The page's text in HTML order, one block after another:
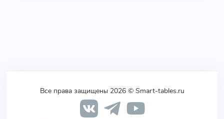
Все права защищены 2026 © Smart-tables.ru